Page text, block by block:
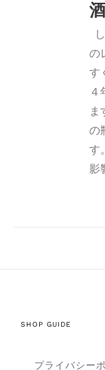
の
す
４
ま
の
す
影
SHOP GUIDE
プライバシー